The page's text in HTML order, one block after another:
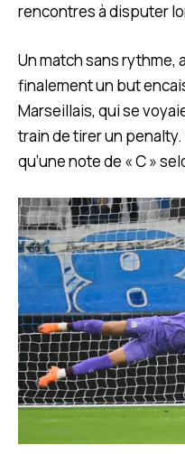
rencontres à disputer
Un match sans rythme,
finalement un but
Marseillais, qui se
train de tirer un
qu’une note de « C »